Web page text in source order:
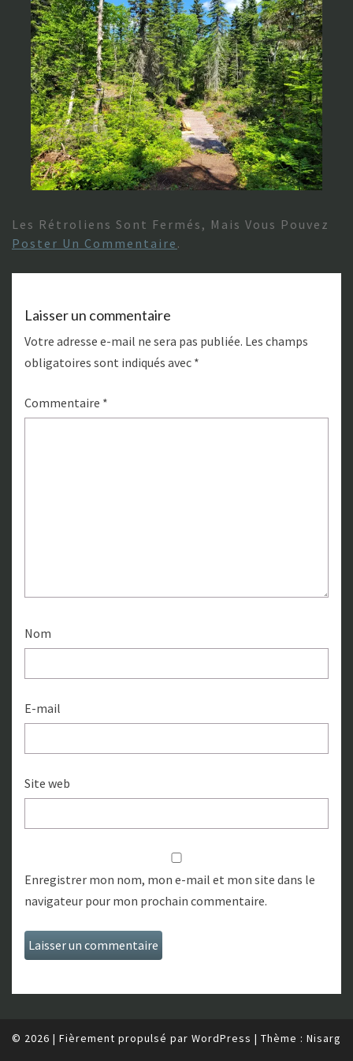
Les Rétroliens Sont Fermés, Mais Vous Pouvez
Poster Un Commentaire .
Laisser un commentaire
Votre adresse e-mail ne sera pas publiée. Les champs
obligatoires sont indiqués avec *
Commentaire *
Nom
E-mail
Site web
Enregistrer mon nom, mon e-mail et mon site dans le
navigateur pour mon prochain commentaire.
© 2026 | Fièrement propulsé par WordPress | Thème : Nisarg